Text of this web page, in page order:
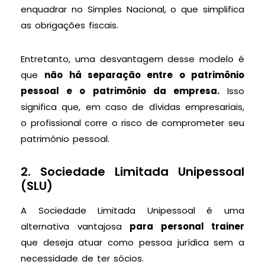
enquadrar no Simples Nacional, o que simplifica
as obrigações fiscais.
Entretanto, uma desvantagem desse modelo é
que não há separação entre o patrimônio
pessoal e o patrimônio da empresa.Isso
significa que, em caso de dívidas empresariais,
o profissional corre o risco de comprometer seu
patrimônio pessoal.
2. Sociedade Limitada Unipessoal
(SLU)
A Sociedade Limitada Unipessoal é uma
alternativa vantajosa para personal trainer
que deseja atuar como pessoa jurídica sem a
necessidade de ter sócios.